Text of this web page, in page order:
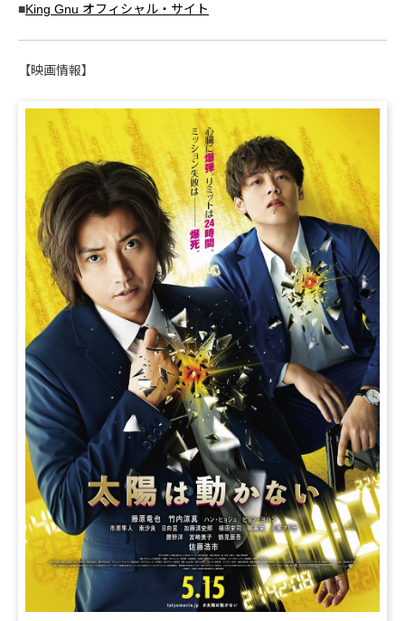
■King Gnu オフィシャル・サイト
【映画情報】